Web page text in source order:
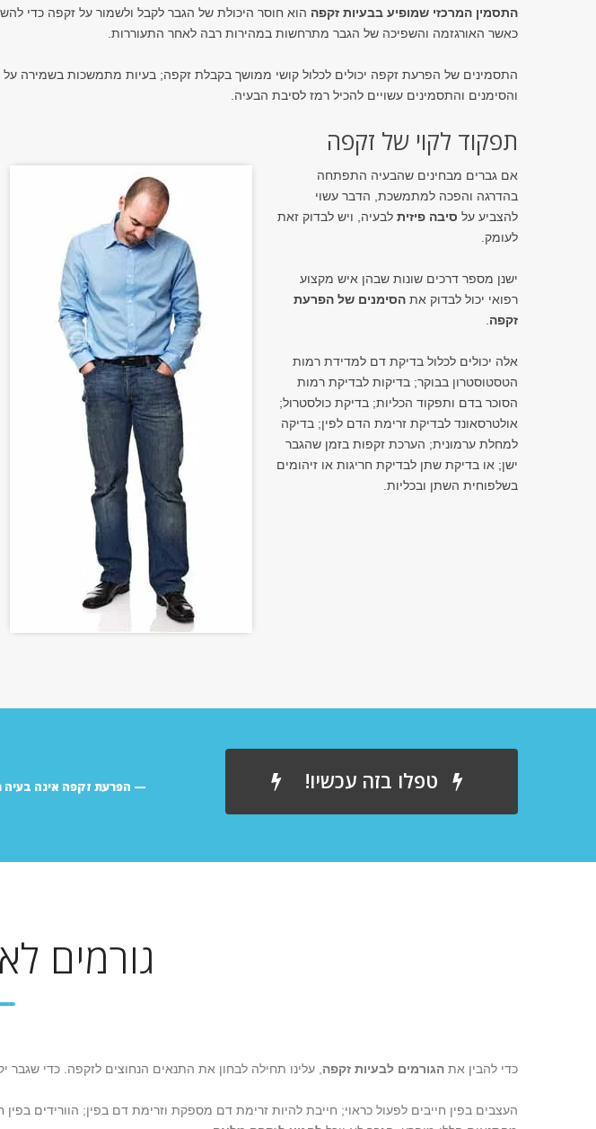
התסמין המרכזי שמופיע בבעיות זקפה הוא חוסר היכולת של הגבר לקבל ולשמור על זקפה כדי
כאשר האורגזמה והשפיכה של הגבר מתרחשות במהירות רבה לאחר התעוררות.
התסמינים של הפרעת זקפה יכולים לכלול קושי ממושך בקבלת זקפה; בעיות מתמשכות בשמירה על
והסימנים והתסמינים עשויים להכיל רמז לסיבת הבעיה.
תפקוד לקוי של זקפה
אם גברים מבחינים שהבעיה התפתחה
בהדרגה והפכה למתמשכת, הדבר עשוי
להצביע על סיבה פיזית לבעיה, ויש לבדוק זאת
לעומק.
ישנן מספר דרכים שונות שבהן איש מקצוע
רפואי יכול לבדוק אתהסימנים של הפרעת
זקפה
אלה יכולים לכלול בדיקת דם למדידת רמות
הטסטוסטרון בבוקר; בדיקות לבדיקת רמות
הסוכר בדם ותפקוד הכליות; בדיקת כולסטרול;
אולטרסאונד לבדיקת זרימת הדם לפין; בדיקה
למחלת ערמונית; הערכת זקפות בזמן שהגבר
ישן; או בדיקת שתן לבדיקת חריגות או זיהומים
בשלפוחית השתן ובכליות.
הפרעת זקפה אינה בעיה
טפלו בזה עכשיו!
גורמים
כדי להבין את הגורמים לבעיות זקפה , עלינו תחילה לבחון את התנאים הנחוצים לזקפה. כדי שגבר
העצבים בפין חייבים לפעול כראוי; חייבת להיות זרימת דם מספקת וזרימת דם בפין; הוורידים בפין